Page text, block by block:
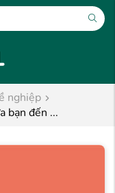
nghiệp
bạn đến ...